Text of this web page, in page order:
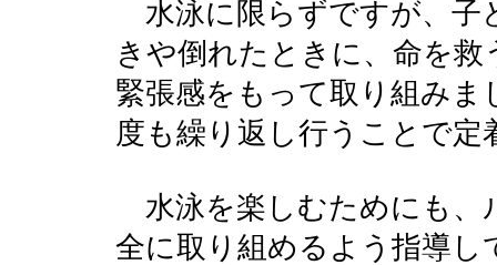
水泳に限らずですが、子
きや倒れたときに、命を
緊張感をもって取り組み
度も繰り返し行うことで定
水泳を楽しむためにも、
全に取り組めるよう指導し